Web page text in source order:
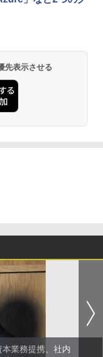
先表示させる
業務提携、社内